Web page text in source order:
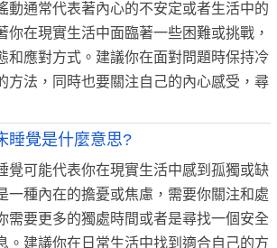
動通常代表著內心的不安定或者生活中的
你在現實生活中面臨著一些困難或挑戰，
和應對方式。建議你在面對問題時保持冷
方法，同時也要關注自己的內心感受，尋
睡覺是什麼意思?
覺可能代表你在現實生活中感到孤獨或缺
一種內在的擔憂或焦慮，需要你關注和處
需要更多的獨處時間或者是尋找一個安全
。建議你在日常生活中找到適合自己的方